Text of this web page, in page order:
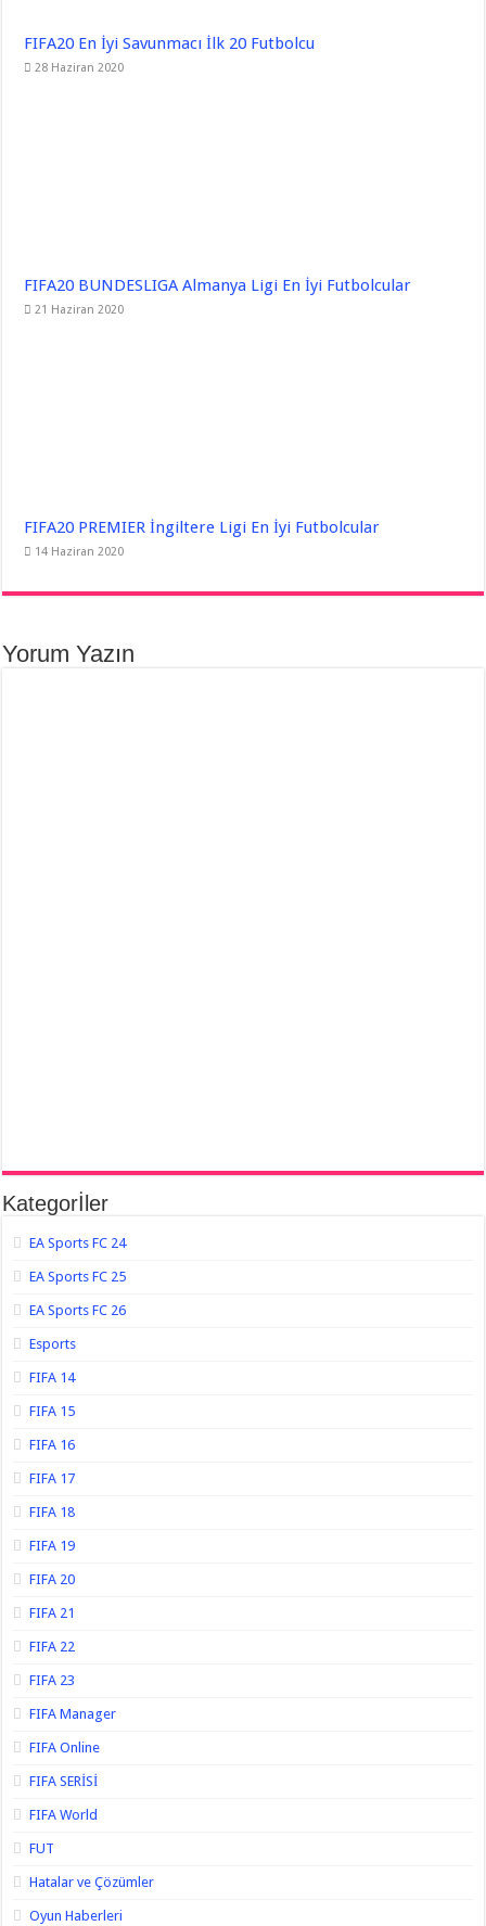
FIFA20 En İyi Savunmacı İlk 20 Futbolcu
28 Haziran 2020
FIFA20 BUNDESLIGA Almanya Ligi En İyi Futbolcular
21 Haziran 2020
FIFA20 PREMIER İngiltere Ligi En İyi Futbolcular
14 Haziran 2020
Yorum Yazın
Kategorİler
EA Sports FC 24
EA Sports FC 25
EA Sports FC 26
Esports
FIFA 14
FIFA 15
FIFA 16
FIFA 17
FIFA 18
FIFA 19
FIFA 20
FIFA 21
FIFA 22
FIFA 23
FIFA Manager
FIFA Online
FIFA SERİSİ
FIFA World
FUT
Hatalar ve Çözümler
Oyun Haberleri